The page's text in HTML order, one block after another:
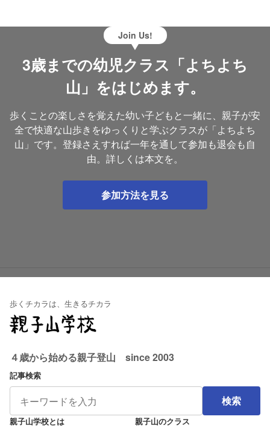
Join Us!
3歳までの幼児クラス「よちよち
山」をはじめます。
歩くことの楽しさを覚えた幼い子どもと一緒に、親子が安
全で快適な山歩きをゆっくりと学ぶクラスが「よちよち
山」です。登録さえすれば一年を通して参加も退会も自
由。詳しくは本文を。
参加方法を見る
歩くチカラは、生きるチカラ
４歳から始める親子登山 since 2003
記事検索
検索
親子山学校とは 親子山のクラス